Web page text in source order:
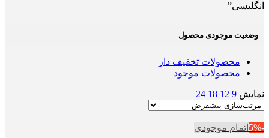
انگلیسی”
وضعیت موجودی محصول
محصولات تخفیف دار
محصولات موجود
نمایش 9
12
18
24
-5% اتمام موجودی